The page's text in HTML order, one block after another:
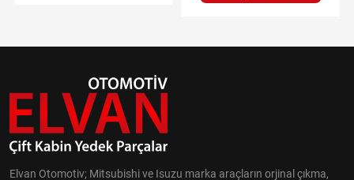
Elvan Otomotiv; Mitsubishi ve Isuzu marka araçların orjinal çıkma,